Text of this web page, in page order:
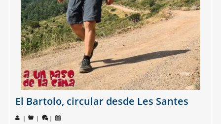
El Bartolo, circular desde Les Santes
| | |